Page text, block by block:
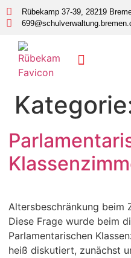
springenRübekamp 37-39, 28219
Altersbeschränkung beim
Diese Frage wurde beim
Parlamentarischen
heiß diskutiert, zunächst